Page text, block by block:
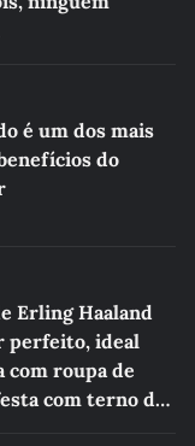
é um dos mais
do
Erling Haaland
perfeito, ideal
com roupa de
com terno de